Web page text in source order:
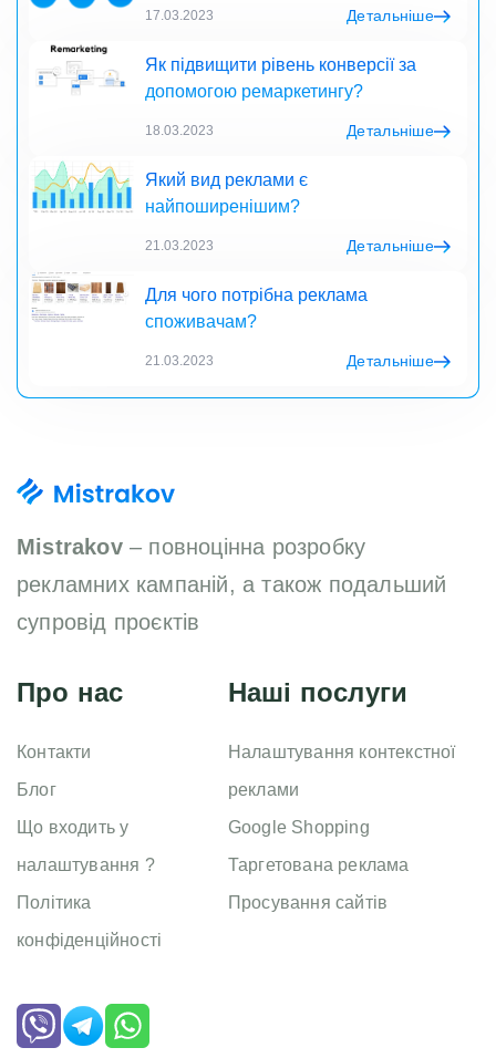
17.03.2023 Детальніше
Як підвищити рівень конверсії за
допомогою ремаркетингу?
18.03.2023 Детальніше
Який вид реклами є
найпоширенішим?
21.03.2023 Детальніше
Для чого потрібна реклама
споживачам?
21.03.2023 Детальніше
Mistrakov– повноцінна розробку
рекламних кампаній, а також подальший
супровід проєктів
Про нас
Контакти
Блог
Що входить у
налаштування ?
Політика
конфіденційності
Наші послуги
Налаштування контекстної
реклами
Google Shopping
Таргетована реклама
Просування сайтів